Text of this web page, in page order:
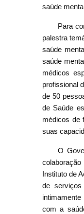
saúde
Para
palestra
saúde
saúde
médicos
profissional
de 50
de Saúde
médicos de
suas
O
Instituto de
de serviços
com a